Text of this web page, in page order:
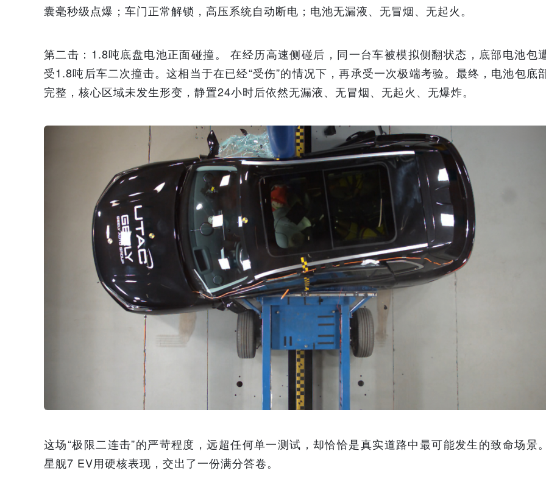
囊毫秒级点爆；车门正常解锁，高压系统自动断电；电池无漏液、无冒烟、无起火。
第二击：1.8吨底盘电池正面碰撞。 在经历高速侧碰后，同一台车被模拟侧翻状态，底部电池包
受1.8吨后车二次撞击。这相当于在已经“受伤”的情况下，再承受一次极端考验。最终，电池包底
完整，核心区域未发生形变，静置24小时后依然无漏液、无冒烟、无起火、无爆炸。
这场“极限二连击”的严苛程度，远超任何单一测试，却恰恰是真实道路中最可能发生的致命场景
星舰7 EV用硬核表现，交出了一份满分答卷。